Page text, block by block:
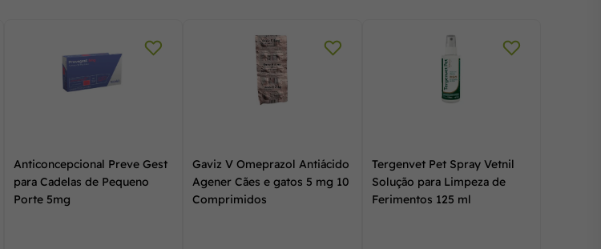
Anticoncepcional Preve Gest
para Cadelas de Pequeno
Porte 5mg
Gaviz V Omeprazol Antiácido
Agener Cães e gatos 5 mg 10
Comprimidos
Tergenvet Pet Spray Vetnil
Solução para Limpeza de
Ferimentos 125 ml